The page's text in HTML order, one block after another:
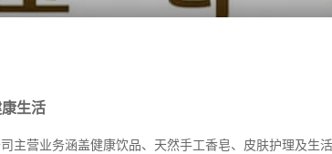
生活
主营业务涵盖健康饮品、天然手工香皂、皮肤护理及生